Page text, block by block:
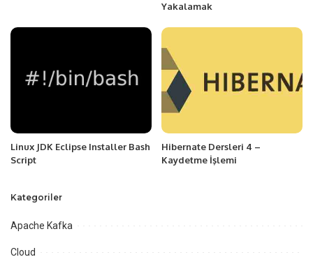
Yakalamak
Linux JDK Eclipse Installer Bash
Script
Hibernate Dersleri 4 –
Kaydetme İşlemi
Kategoriler
Apache Kafka
Cloud